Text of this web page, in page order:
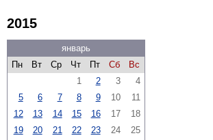
2015
январь
Пн
Вт Ср Чт Пт Сб
Вс
1
2 3
4
5
6 7 8 9 10
11
12
13 14 15 16 17
18
19
20 21 22 23 24
25